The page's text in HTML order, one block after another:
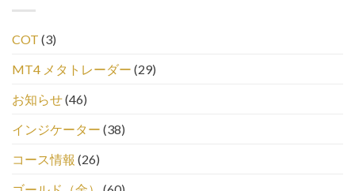
COT (3)
MT4 メタトレーダー (29)
お知らせ(46)
インジケーター (38)
コース情報 (26)